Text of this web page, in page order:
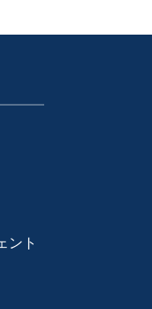
ント